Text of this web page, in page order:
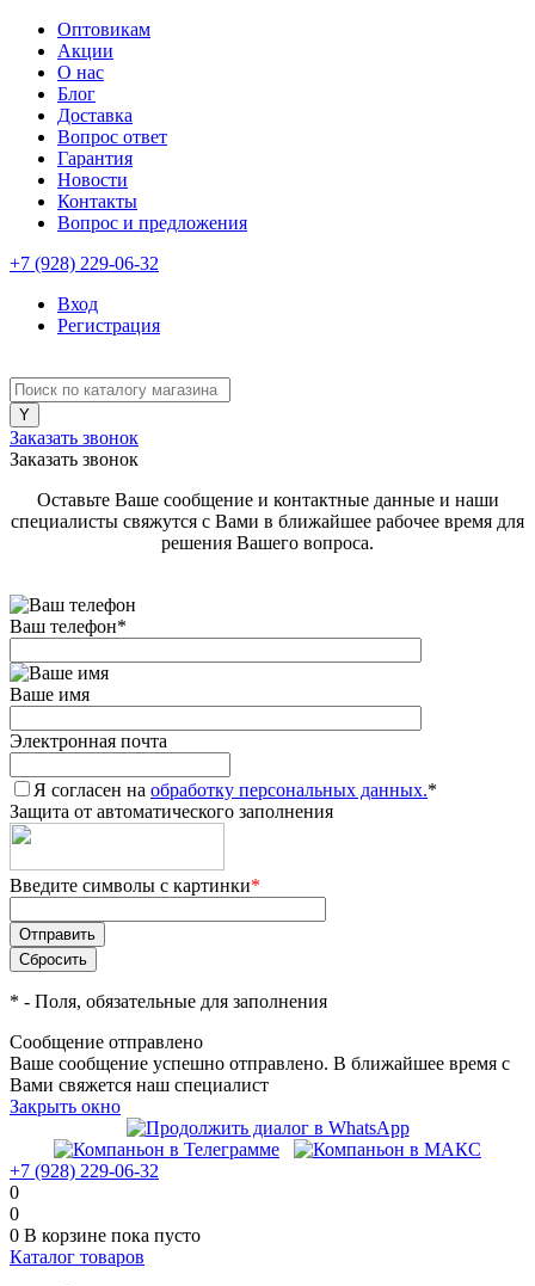
Оптовикам
Акции
О нас
Блог
Доставка
Вопрос ответ
Гарантия
Новости
Контакты
Вопрос и предложения
+7 (928) 229-06-32
Вход
Регистрация
Заказать звонок
Заказать звонок
Оставьте Ваше сообщение и контактные данные и наши
специалисты свяжутся с Вами в ближайшее рабочее время для
решения Вашего вопроса.
Ваш телефон*
Ваше имя
Электронная почта
Я согласен на обработку персональных данных.*
Защита от автоматического заполнения
Введите символы с картинки*
* - Поля, обязательные для заполнения
Сообщение отправлено
Ваше сообщение успешно отправлено. В ближайшее время с
Вами свяжется наш специалист
Закрыть окно
+7 (928) 229-06-32
0
0
0 В корзине пока пусто
Каталог товаров